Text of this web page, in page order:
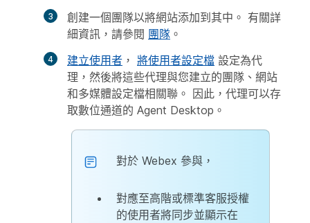
創建一個團隊以將網站添加到其中。 有關詳
細資訊，請參閱 團隊 。
建立使用者 ， 將使用者設定檔 設定為代
理，然後將這些代理與您建立的團隊、網站
和多媒體設定檔相關聯。 因此，代理可以存
取數位通道的 Agent Desktop。
對於 Webex 參與，
對應至高階或標準客服授權
的使用者將同步並顯示在